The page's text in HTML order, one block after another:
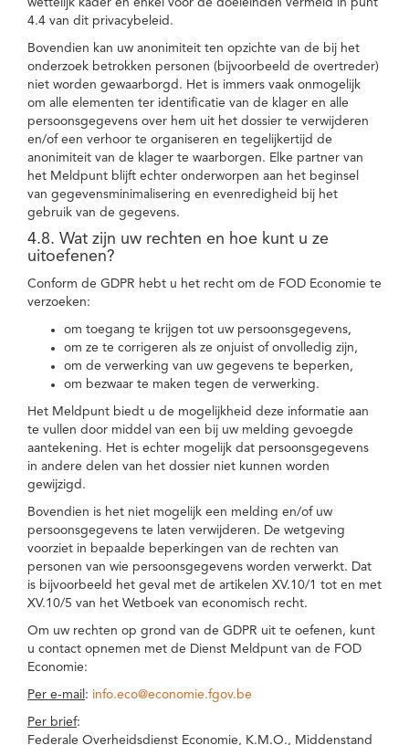
wettelijk kader en enkel voor de doeleinden vermeld in punt
4.4 van dit privacybeleid.
Bovendien kan uw anonimiteit ten opzichte van de bij het
onderzoek betrokken personen (bijvoorbeeld de overtreder)
niet worden gewaarborgd. Het is immers vaak onmogelijk
om alle elementen ter identificatie van de klager en alle
persoonsgegevens over hem uit het dossier te verwijderen
en/of een verhoor te organiseren en tegelijkertijd de
anonimiteit van de klager te waarborgen. Elke partner van
het Meldpunt blijft echter onderworpen aan het beginsel
van gegevensminimalisering en evenredigheid bij het
gebruik van de gegevens.
4.8. Wat zijn uw rechten en hoe kunt u ze
uitoefenen?
Conform de GDPR hebt u het recht om de FOD Economie te
verzoeken:
om toegang te krijgen tot uw persoonsgegevens,
om ze te corrigeren als ze onjuist of onvolledig zijn,
om de verwerking van uw gegevens te beperken,
om bezwaar te maken tegen de verwerking.
Het Meldpunt biedt u de mogelijkheid deze informatie aan
te vullen door middel van een bij uw melding gevoegde
aantekening. Het is echter mogelijk dat persoonsgegevens
in andere delen van het dossier niet kunnen worden
gewijzigd.
Bovendien is het niet mogelijk een melding en/of uw
persoonsgegevens te laten verwijderen. De wetgeving
voorziet in bepaalde beperkingen van de rechten van
personen van wie persoonsgegevens worden verwerkt. Dat
is bijvoorbeeld het geval met de artikelen XV.10/1 tot en met
XV.10/5 van het Wetboek van economisch recht.
Om uw rechten op grond van de GDPR uit te oefenen, kunt
u contact opnemen met de Dienst Meldpunt van de FOD
Economie:
Per e-mail : info.eco@economie.fgov.be
Per brief:
Federale Overheidsdienst Economie, K.M.O., Middenstand